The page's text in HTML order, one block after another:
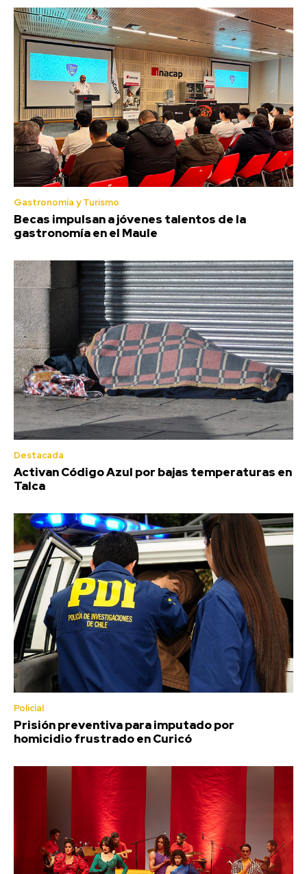
Gastronomía y Turismo
Becas impulsan a jóvenes talentos de la
gastronomía en el Maule
Destacada
Activan Código Azul por bajas temperaturas en
Talca
Policial
Prisión preventiva para imputado por
homicidio frustrado en Curicó